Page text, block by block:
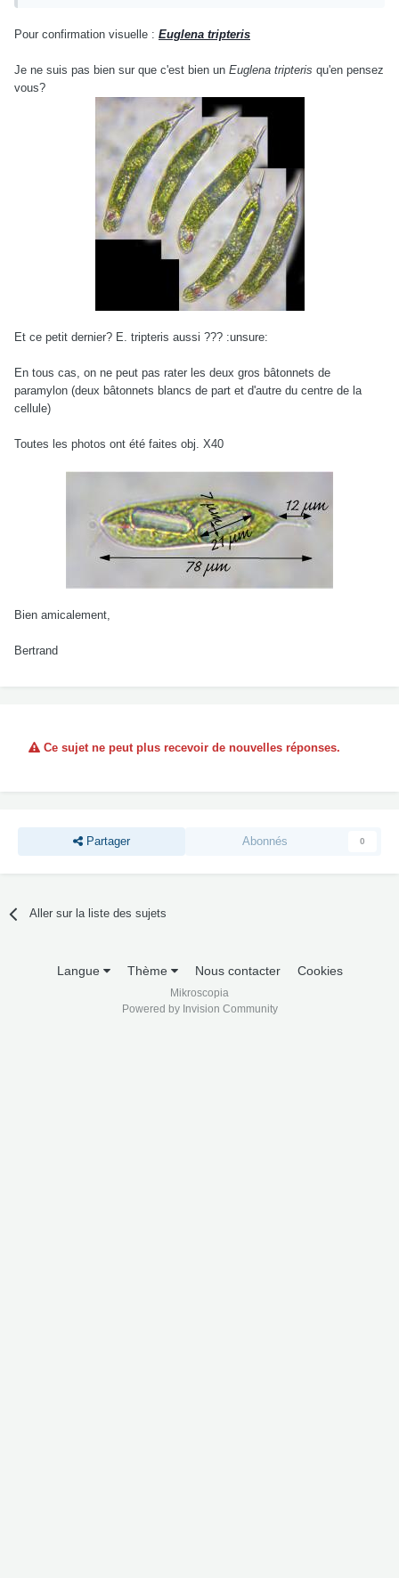
Pour confirmation visuelle : Euglena tripteris
Je ne suis pas bien sur que c'est bien un Euglena tripteris qu'en pensez
vous?
Et ce petit dernier? E. tripteris aussi ??? :unsure:
En tous cas, on ne peut pas rater les deux gros bâtonnets de
paramylon (deux bâtonnets blancs de part et d'autre du centre de la
cellule)
Toutes les photos ont été faites obj. X40
Bien amicalement,
Bertrand
Ce sujet ne peut plus recevoir de nouvelles réponses.
Partager Abonnés 0
Aller sur la liste des sujets
Langue Thème Nous contacter Cookies
Mikroscopia
Powered by Invision Community